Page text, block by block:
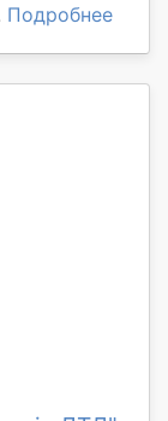
Подробнее